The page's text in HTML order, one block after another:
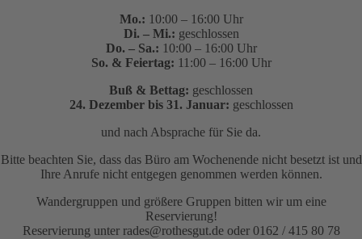
Mo.: 10:00 – 16:00 Uhr
Di. – Mi.: geschlossen
Do. – Sa.: 10:00 – 16:00 Uhr
So. & Feiertag: 11:00 – 16:00 Uhr
Buß & Bettag: geschlossen
24. Dezember bis 31. Januar: geschlossen
und nach Absprache für Sie da.
Bitte beachten Sie, dass das Büro am Wochenende nicht besetzt ist und
Ihre Anrufe nicht entgegen genommen werden können.
Wandergruppen und größere Gruppen bitten wir um eine
Reservierung!
Reservierung unter rades@rothesgut.de oder 0162 / 415 80 78